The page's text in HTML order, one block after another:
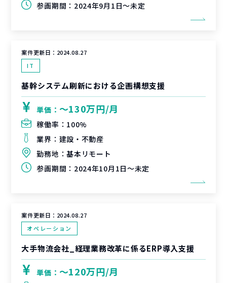
参画期間： 2024年9月1日～未定
案件更新日： 2024.08.27
IT
基幹システム刷新における企画構想支援
単価： 〜130万円/月
稼働率： 100%
業界： 建設・不動産
勤務地：基本リモート
参画期間： 2024年10月1日～未定
案件更新日： 2024.08.27
オペレーション
大手物流会社_経理業務改革に係るERP導入支援
単価： 〜120万円/月